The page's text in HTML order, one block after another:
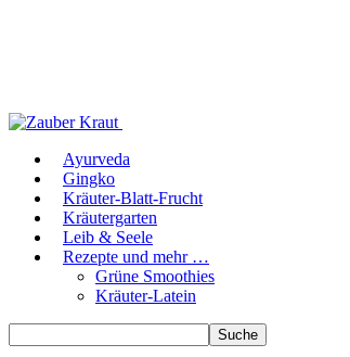
Ayurveda
Gingko
Kräuter-Blatt-Frucht
Kräutergarten
Leib & Seele
Rezepte und mehr …
Grüne Smoothies
Kräuter-Latein